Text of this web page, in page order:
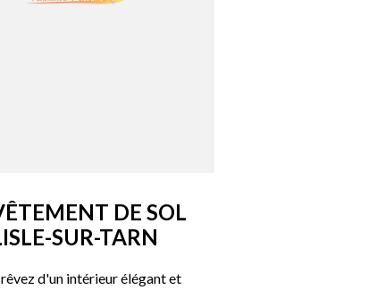
DE SOL
SUR-TARN
d'un intérieur élégant et